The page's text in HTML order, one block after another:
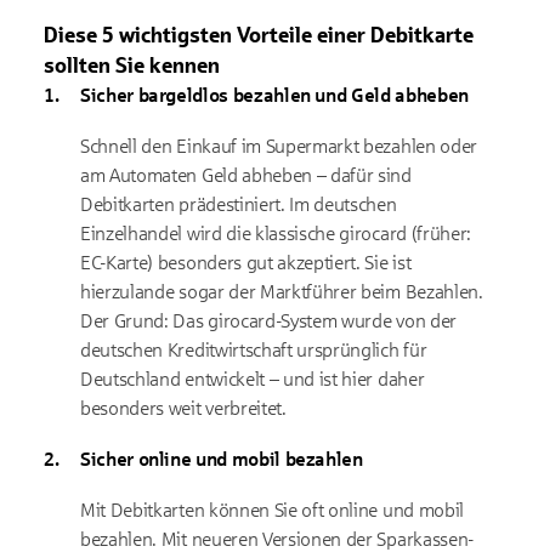
Diese 5 wichtigsten Vorteile einer Debitkarte
sollten Sie kennen
Sicher bargeldlos bezahlen und Geld abheben
Schnell den Einkauf im Supermarkt bezahlen oder
am Automaten Geld abheben – dafür sind
Debitkarten prädestiniert. Im deutschen
Einzelhandel wird die klassische girocard (früher:
EC-Karte) besonders gut akzeptiert. Sie ist
hierzulande sogar der Marktführer beim Bezahlen.
Der Grund: Das girocard-System wurde von der
deutschen Kreditwirtschaft ursprünglich für
Deutschland entwickelt – und ist hier daher
besonders weit verbreitet.
Sicher online und mobil bezahlen
Mit Debitkarten können Sie oft online und mobil
bezahlen. Mit neueren Versionen der Sparkassen-